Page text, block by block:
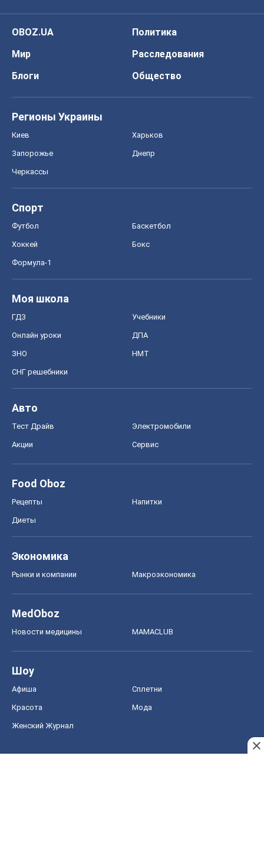
OBOZ.UA
Политика
Мир
Расследования
Блоги
Общество
Регионы Украины
Киев Харьков
Запорожье Днепр
Черкассы
Спорт
Футбол Баскетбол
Хоккей Бокс
Формула-1
Моя школа
ГДЗ Учебники
Онлайн уроки ДПА
ЗНО НМТ
СНГ решебники
Авто
Тест Драйв Электромобили
Акции Сервис
Food Oboz
Рецепты Напитки
Диеты
Экономика
Рынки и компании Mакроэкономика
MedOboz
Новости медицины MAMACLUB
Шоу
Афиша Сплетни
Красота Мода
Женский Журнал